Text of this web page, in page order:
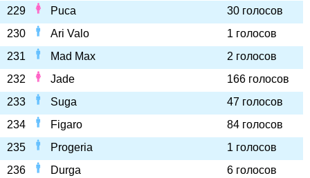
229
Puca
30 голосов
230
Ari Valo
1 голосов
231
Mad Max
2 голосов
232
Jade
166 голосов
233
Suga
47 голосов
234
Figaro
84 голосов
235
Progeria
1 голосов
236
Durga
6 голосов